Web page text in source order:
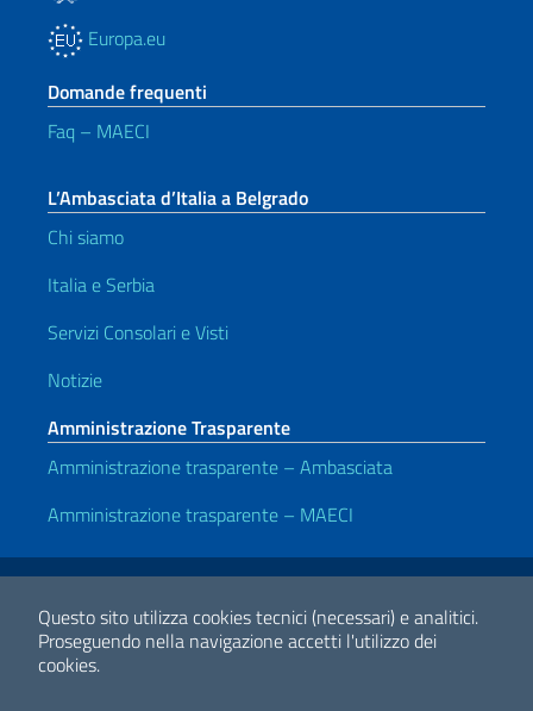
Questo sito utilizza cookies tecnici (necessari) e analitici.
Proseguendo nella navigazione accetti l'utilizzo dei
cookies.
Europa.eu
Domande frequenti
Faq – MAECI
L’Ambasciata d’Italia a Belgrado
Chi siamo
Italia e Serbia
Servizi Consolari e Visti
Notizie
Amministrazione Trasparente
Amministrazione trasparente – Ambasciata
Amministrazione trasparente – MAECI
Link Utili